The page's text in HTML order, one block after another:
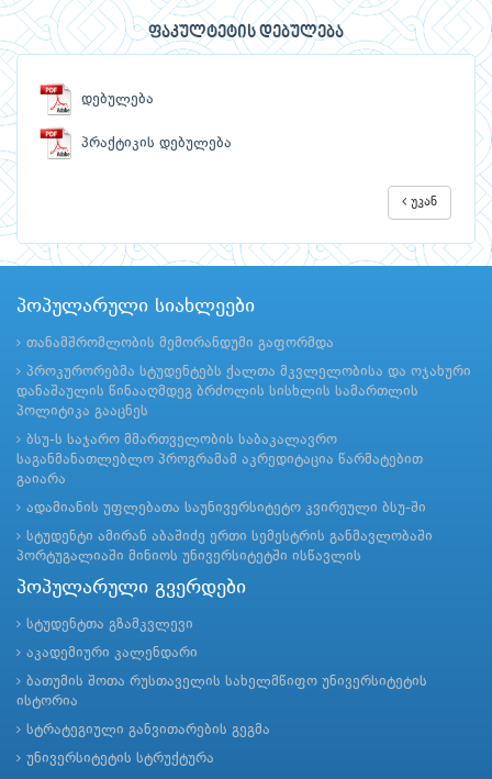
ფაკულტეტის დებულება
დებულება
პრაქტიკის დებულება
უკან
პოპულარული სიახლეები
თანამშრომლობის მემორანდუმი გაფორმდა
პროკურორებმა სტუდენტებს ქალთა მკვლელობისა და ოჯახური
დანაშაულის წინააღმდეგ ბრძოლის სისხლის სამართლის
პოლიტიკა გააცნეს
ბსუ-ს საჯარო მმართველობის საბაკალავრო
საგანმანათლებლო პროგრამამ აკრედიტაცია წარმატებით
გაიარა
ადამიანის უფლებათა საუნივერსიტეტო კვირეული ბსუ-ში
სტუდენტი ამირან აბაშიძე ერთი სემესტრის განმავლობაში
პორტუგალიაში მინიოს უნივერსიტეტში ისწავლის
პოპულარული გვერდები
სტუდენტთა გზამკვლევი
აკადემიური კალენდარი
ბათუმის შოთა რუსთაველის სახელმწიფო უნივერსიტეტის
ისტორია
სტრატეგიული განვითარების გეგმა
უნივერსიტეტის სტრუქტურა